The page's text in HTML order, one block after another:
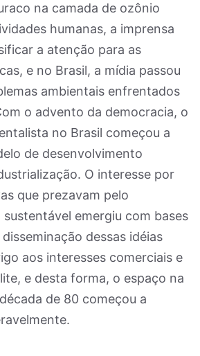
na camada de ozônio
humanas, a imprensa
a atenção para as
e no Brasil, a mídia passou
ambientais enfrentados
o advento da democracia, o
no Brasil começou a
de desenvolvimento
O interesse por
que prezavam pelo
emergiu com bases
dessas idéias
aos interesses comerciais e
e desta forma, o espaço na
de 80 começou a